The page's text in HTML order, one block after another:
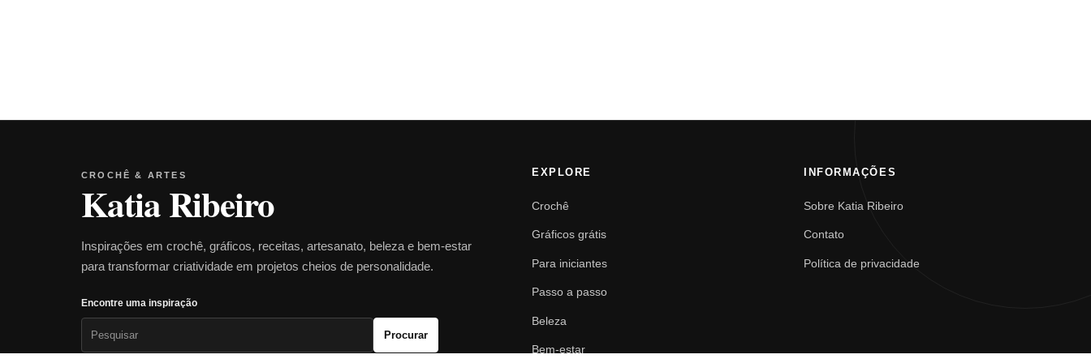
CROCHÊ & ARTES
Katia Ribeiro
Inspirações em crochê, gráficos, receitas, artesanato, beleza e bem-estar
para transformar criatividade em projetos cheios de personalidade.
Encontre uma inspiração
Procurar
EXPLORE
Crochê
Gráficos grátis
Para iniciantes
Passo a passo
Beleza
Bem-estar
INFORMAÇÕES
Sobre Katia Ribeiro
Contato
Política de privacidade